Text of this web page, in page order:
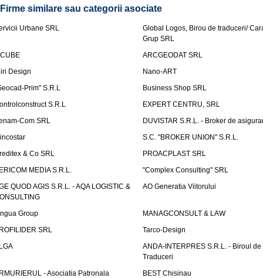
Firme similare sau categorii asociate
Urbane SRL
Global Logos, Birou de traduceri/
Grup SRL
ARCGEODAT SRL
Design
Nano-ART
Prim" S.R.L
Business Shop SRL
S.R.L
EXPERT CENTRU, SRL
Com SRL
DUVISTAR S.R.L. - Broker de
S.C. "BROKER UNION" S.R.L.
& Co SRL
PROACPLAST SRL
MEDIA S.R.L.
"Complex Consulting" SRL
QUOD AGIS S.R.L. - AQA LOGISTIC &
AO Generatia Viitorului
Group
MANAGCONSULT & LAW
SRL
Tarco-Design
ANDA-INTERPRES S.R.L. - Biroul de
Traduceri
- Asociatia Patronala
BEST Chisinau